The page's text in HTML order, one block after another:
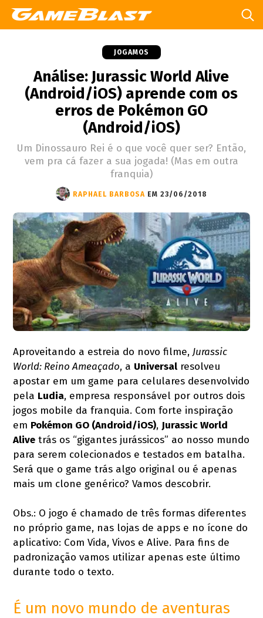
JOGAMOS
Análise: Jurassic World Alive
(Android/iOS) aprende com os
erros de Pokémon GO
(Android/iOS)
Um Dinossauro Rei é o que você quer ser? Então,
vem pra cá fazer a sua jogada! (Mas em outra
franquia)
RAPHAEL BARBOSA EM 23/06/2018
Aproveitando a estreia do novo filme,Jurassic
World: Reino Ameaçado, a Universal resolveu
apostar em um game para celulares desenvolvido
pela Ludia, empresa responsável por outros dois
jogos mobile da franquia. Com forte inspiração
em Pokémon GO (Android/iOS), Jurassic World
Alive trás os “gigantes jurássicos” ao nosso mundo
para serem colecionados e testados em batalha.
Será que o game trás algo original ou é apenas
mais um clone genérico? Vamos descobrir.
Obs.: O jogo é chamado de três formas diferentes
no próprio game, nas lojas de apps e no ícone do
aplicativo: Com Vida, Vivos e Alive. Para fins de
padronização vamos utilizar apenas este último
durante todo o texto.
É um novo mundo de aventuras